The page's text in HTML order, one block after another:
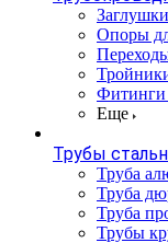
Опоры
Фитинги
Еще
Трубы
Труба
Труба
Труба
Трубы